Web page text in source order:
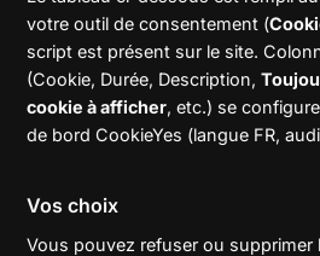
votre outil de consentement (
script est présent sur le site.
(Cookie, Durée, Description,
cookie à afficher, etc.) se
de bord CookieYes (langue FR,
Vos choix
Vous pouvez refuser ou supprimer